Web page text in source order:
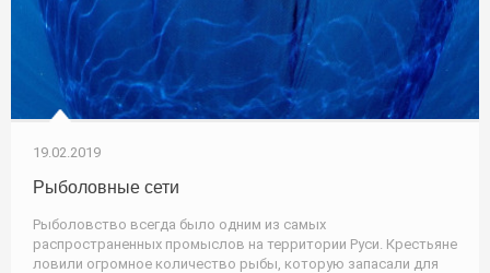
19.02.2019
Рыболовные сети
Рыболовство всегда было одним из самых
распространенных промыслов на территории Руси. Крестьяне
ловили огромное количество рыбы, которую запасали для